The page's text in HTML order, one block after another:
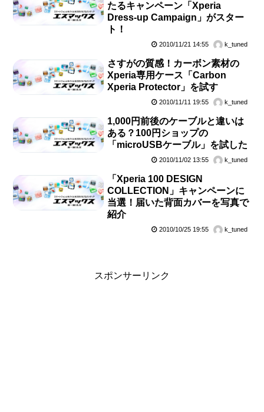
たるキャンペーン「Xperia
Dress-up Campaign」がスター
ト！
2010/11/21 14:55 k_tuned
さすがの質感！カーボン素材の
Xperia専用ケース「Carbon
Xperia Protector」を試す
2010/11/11 19:55 k_tuned
1,000円前後のケーブルと違いは
ある？100円ショップの
「microUSBケーブル」を試した
2010/11/02 13:55 k_tuned
「Xperia 100 DESIGN
COLLECTION」キャンペーンに
当選！届いた背面カバーを写真で
紹介
2010/10/25 19:55 k_tuned
スポンサーリンク